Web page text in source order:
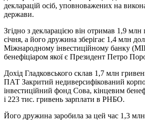
декларацій осіб, уповноважених на
держави.
Згідно з декларацією він отримав 1,9 млн
січня, а його дружина зберігає 1,4 млн
Міжнародному інвестиційному банку
бенефіціаром якої є Президент Петро
Дохід Гладковського склав 1,7 млн
ПАТ Закритий недиверсифікований
інвестиційний фонд Сова, кінцевим
і 223 тис. гривень зарплати в РНБО.
Його дружина заробила за цей час 1,3